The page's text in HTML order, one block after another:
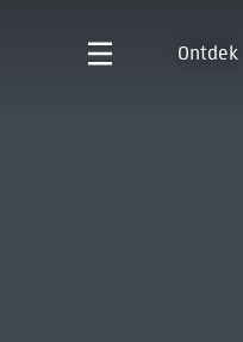
Ontdek